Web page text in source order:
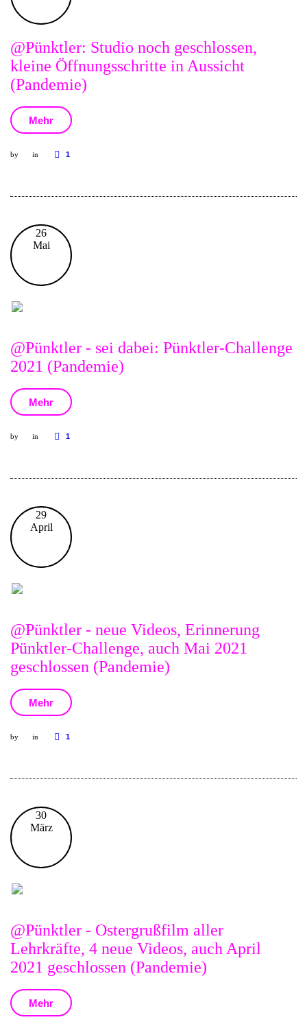
@Pünktler: Studio noch geschlossen,
kleine Öffnungsschritte in Aussicht
(Pandemie)
Mehr
by in 1
26
Mai
@Pünktler - sei dabei: Pünktler-Challenge
2021 (Pandemie)
Mehr
by in 1
29
April
@Pünktler - neue Videos, Erinnerung
Pünktler-Challenge, auch Mai 2021
geschlossen (Pandemie)
Mehr
by in 1
30
März
@Pünktler - Ostergrußfilm aller
Lehrkräfte, 4 neue Videos, auch April
2021 geschlossen (Pandemie)
Mehr